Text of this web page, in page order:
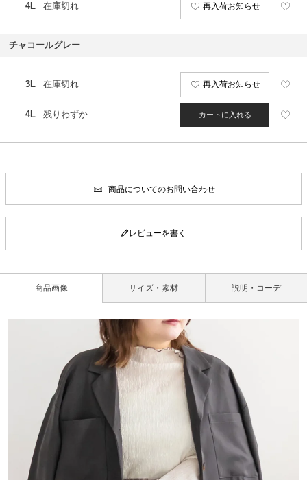
4L 在庫切れ 再入荷お知らせ
チャコールグレー
3L 在庫切れ 再入荷お知らせ
4L 残りわずか カートに入れる
商品についてのお問い合わせ
レビューを書く
商品画像 サイズ・素材 説明・コーデ